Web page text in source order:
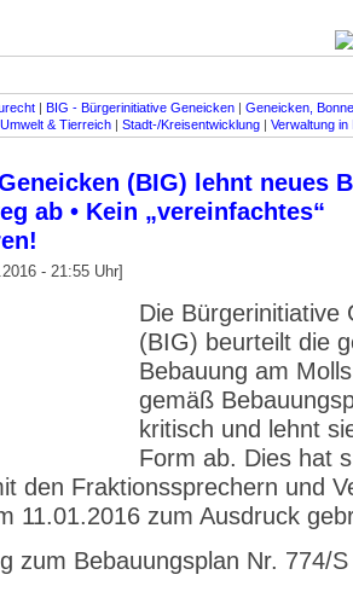
| BIG - Bürgerinitiative Geneicken | Geneicken,
& Tierreich | Stadt-/Kreisentwicklung | Verwaltung in
(BIG) lehnt neues
ab • Kein „vereinfachtes“
- 21:55 Uhr]
Die Bürgerinitiative
(BIG) beurteilt die
Bebauung am
gemäß
kritisch und lehnt
Form ab. Dies hat
den Fraktionssprechern und
11.01.2016 zum Ausdruck
zum Bebauungsplan Nr. 774/